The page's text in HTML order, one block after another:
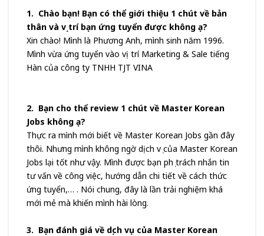
1. Chào bạn! Bạn có thể giới thiệu 1 chút về bản
thân và vị trí bạn ứng tuyển được không ạ?
Xin chào! Mình là Phương Anh, mình sinh năm 1996.
Mình vừa ứng tuyển vào vị trí Marketing & Sale tiếng
Hàn của công ty TNHH TJT VINA
2. Bạn cho thể review 1 chút về Master Korean
Jobs không ạ?
Thực ra mình mới biết về Master Korean Jobs gần đây
thôi. Nhưng mình không ngờ dịch vụ của Master Korean
Jobs lại tốt như vậy. Mình được bạn phụ trách nhắn tin
tư vấn về công việc, hướng dẫn chi tiết về cách thức
ứng tuyển,… . Nói chung, đây là lần trải nghiệm khá
mới mẻ mà khiến mình hài lòng.
3. Bạn đánh giá về dịch vụ của Master Korean